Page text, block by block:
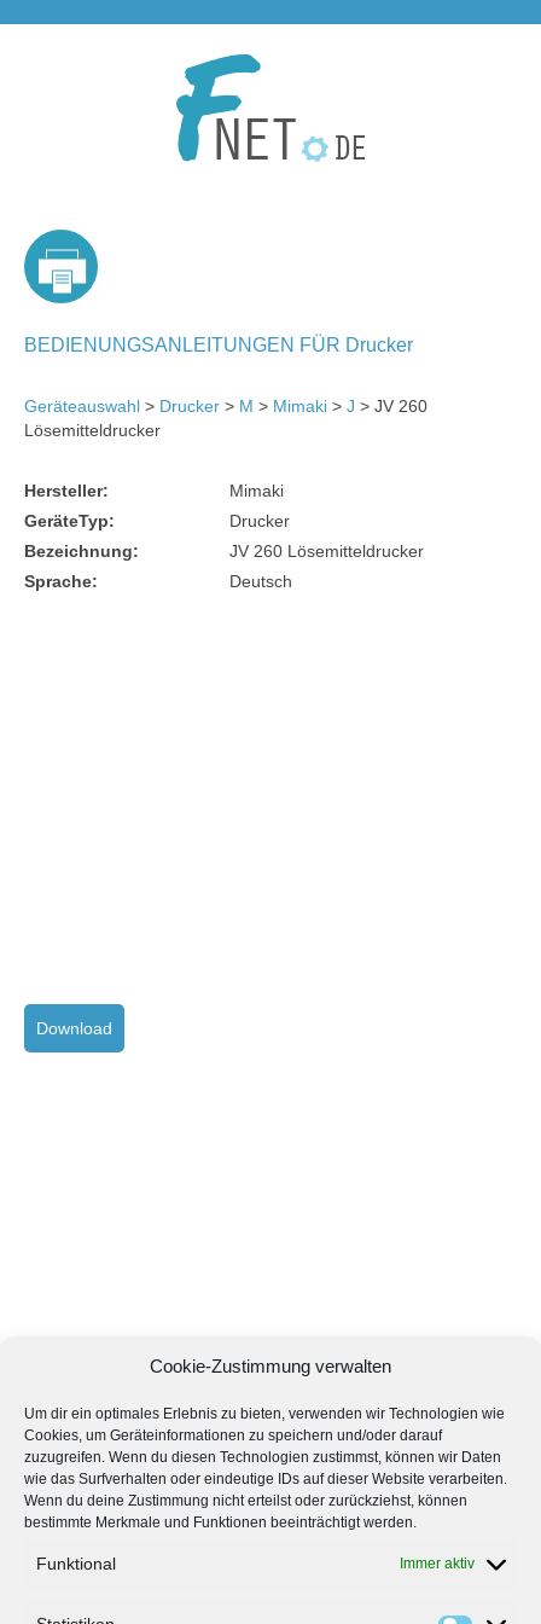
Cookie-Zustimmung verwalten
Um dir ein optimales Erlebnis zu bieten, verwenden wir Technologien wie
Cookies, um Geräteinformationen zu speichern und/oder darauf
zuzugreifen. Wenn du diesen Technologien zustimmst, können wir Daten
wie das Surfverhalten oder eindeutige IDs auf dieser Website verarbeiten.
Wenn du deine Zustimmung nicht erteilst oder zurückziehst, können
bestimmte Merkmale und Funktionen beeinträchtigt werden.
Funktional Immer aktiv
BEDIENUNGSANLEITUNGEN FÜR Drucker
Geräteauswahl > Drucker > M > Mimaki > J > JV 260
Lösemitteldrucker
Hersteller:
Mimaki
GeräteTyp:
Drucker
Bezeichnung:
JV 260 Lösemitteldrucker
Sprache:
Deutsch
Download